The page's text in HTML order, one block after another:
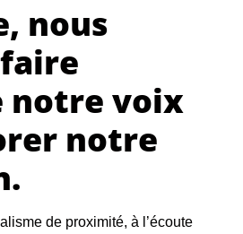
nous
notre voix
notre
de proximité, à l’écoute